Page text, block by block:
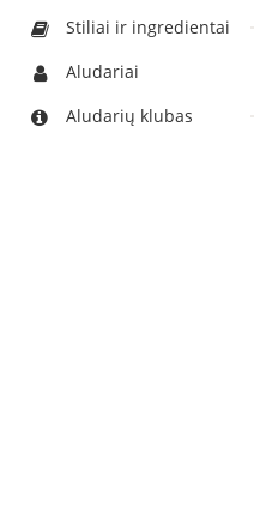
Stiliai ir ingredientai
Aludariai
Aludarių klubas